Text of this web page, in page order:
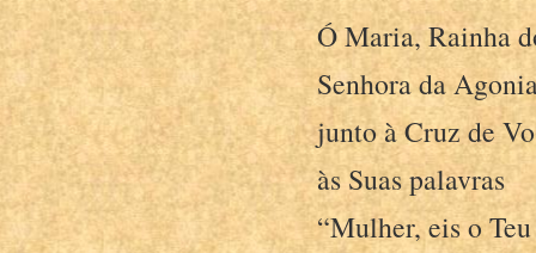
Ó Maria, Rainha
Senhora da
junto à Cruz de
às Suas palavras
“Mulher, eis o